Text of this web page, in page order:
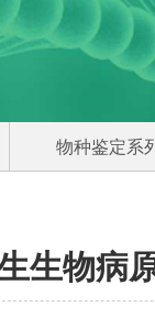
物种鉴定系
生物病